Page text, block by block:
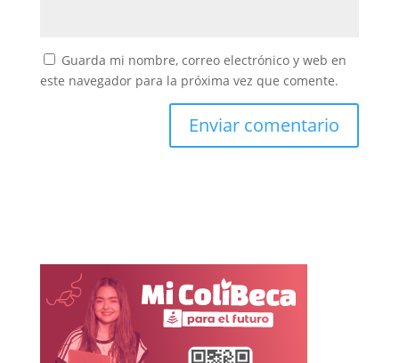
Guarda mi nombre, correo electrónico y web en
este navegador para la próxima vez que comente.